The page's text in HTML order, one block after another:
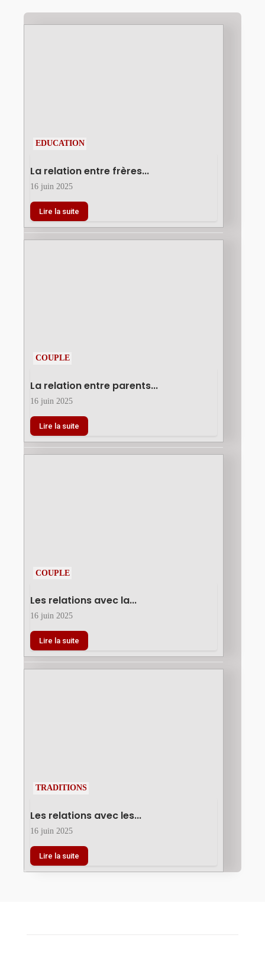
EDUCATION
La relation entre frères...
16 juin 2025
Lire la suite
COUPLE
La relation entre parents...
16 juin 2025
Lire la suite
COUPLE
Les relations avec la...
16 juin 2025
Lire la suite
TRADITIONS
Les relations avec les...
16 juin 2025
Lire la suite